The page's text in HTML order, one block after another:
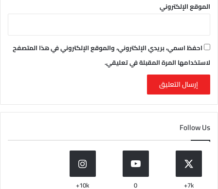
الموقع الإلكتروني
احفظ اسمي، بريدي الإلكتروني، والموقع الإلكتروني في هذا المتصفح
لاستخدامها المرة المقبلة في تعليقي.
Follow Us
7k+
0
10k+